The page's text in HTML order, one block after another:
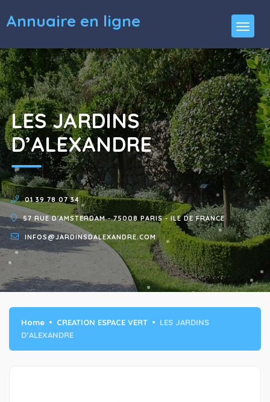
Annuaire en ligne
LES JARDINS
D’ALEXANDRE
01 39 78 07 34
57 RUE D'AMSTERDAM - 75008 PARIS - ILE DE FRANCE
INFOS@JARDINSDALEXANDRE.COM
Home CREATION ESPACE VERT
LES JARDINS
D’ALEXANDRE